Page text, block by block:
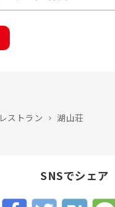
レストラン 湖山荘
SNSでシェア